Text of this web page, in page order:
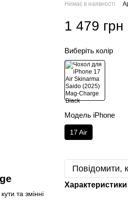
та змінні
Немає в наявності
1 479 грн
Виберіть колір
Модель iPhone
17 Air
Повідомити,
Характеристики